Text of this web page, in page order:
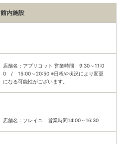
館内施設
店舗名：アプリコット 営業時間 9:30～11:0
0 / 15:00～20:50 ※日程や状況により変更
になる可能性がございます。
店舗名：ソレイユ 営業時間14:00～16:30